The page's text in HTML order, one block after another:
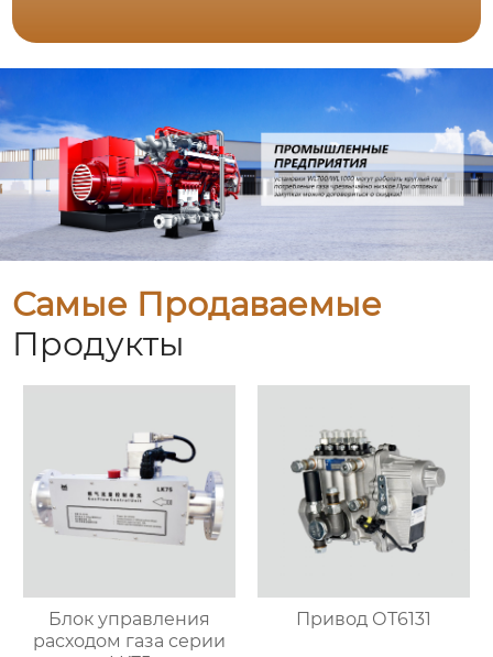
Самые Продаваемые
Продукты
Блок управления
расходом газа серии
Привод ОТ6131